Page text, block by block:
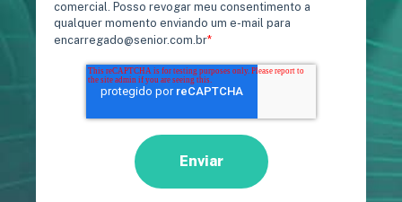
comercial. Posso revogar meu consentimento a
qualquer momento enviando um e-mail para
encarregado@senior.com.br*